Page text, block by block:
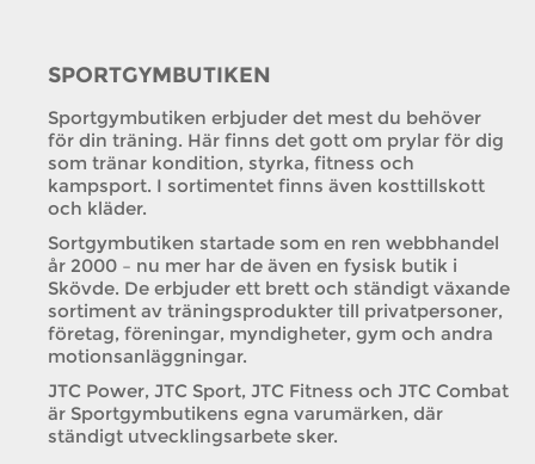
SPORTGYMBUTIKEN
Sportgymbutiken erbjuder det mest du behöver
för din träning. Här finns det gott om prylar för dig
som tränar kondition, styrka, fitness och
kampsport. I sortimentet finns även kosttillskott
och kläder.
Sortgymbutiken startade som en ren webbhandel
år 2000 – nu mer har de även en fysisk butik i
Skövde. De erbjuder ett brett och ständigt växande
sortiment av träningsprodukter till privatpersoner,
företag, föreningar, myndigheter, gym och andra
motionsanläggningar.
JTC Power, JTC Sport, JTC Fitness och JTC Combat
är Sportgymbutikens egna varumärken, där
ständigt utvecklingsarbete sker.